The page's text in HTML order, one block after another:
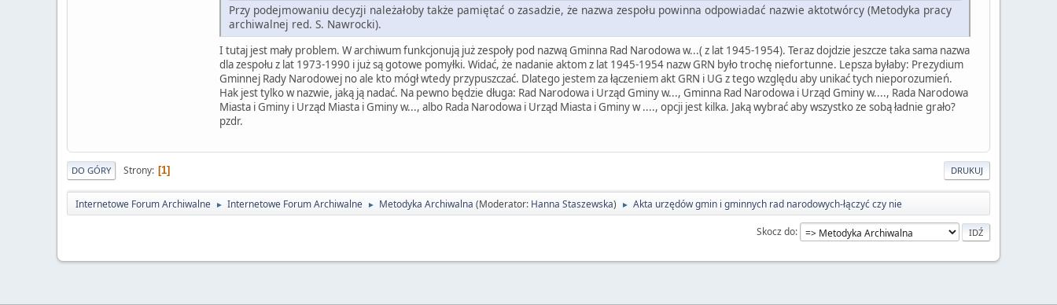
Przy podejmowaniu decyzji należałoby także pamiętać o zasadzie, że nazwa zespołu powinna odpowiadać nazwie aktotwórcy (Metodyka pracy
archiwalnej red. S. Nawrocki).
I tutaj jest mały problem. W archiwum funkcjonują już zespoły pod nazwą Gminna Rad Narodowa w...( z lat 1945-1954). Teraz dojdzie jeszcze taka sama nazwa
dla zespołu z lat 1973-1990 i już są gotowe pomyłki. Widać, że nadanie aktom z lat 1945-1954 nazw GRN było trochę niefortunne. Lepsza byłaby: Prezydium
Gminnej Rady Narodowej no ale kto mógł wtedy przypuszczać. Dlatego jestem za łączeniem akt GRN i UG z tego względu aby unikać tych nieporozumień.
Hak jest tylko w nazwie, jaką ją nadać. Na pewno będzie długa: Rad Narodowa i Urząd Gminy w..., Gminna Rad Narodowa i Urząd Gminy w...., Rada Narodowa
Miasta i Gminy i Urząd Miasta i Gminy w..., albo Rada Narodowa i Urząd Miasta i Gminy w ...., opcji jest kilka. Jaką wybrać aby wszystko ze sobą ładnie grało?
pzdr.
DRUKUJ
DO GÓRY Strony 1
Internetowe Forum Archiwalne ► Internetowe Forum Archiwalne ► Metodyka Archiwalna (Moderator: Hanna Staszewska) ► Akta urzędów gmin i gminnych rad narodowych-łączyć czy nie
Skocz do